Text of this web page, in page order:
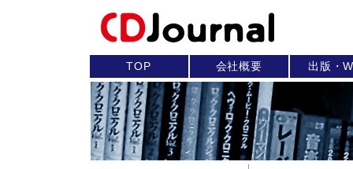
TOP 会社概要 出版・